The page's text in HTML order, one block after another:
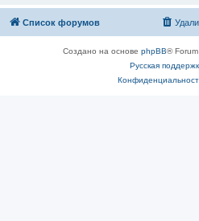
Список форумов
Создано на основе phpBB®
Русская